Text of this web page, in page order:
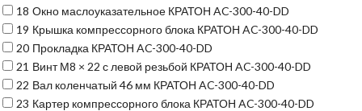
18 Окно маслоуказательное КРАТОН AC-300-40-DD
19 Крышка компрессорного блока КРАТОН AC-300-40-DD
20 Прокладка КРАТОН AC-300-40-DD
21 Винт М8 × 22 с левой резьбой КРАТОН AC-300-40-DD
22 Вал коленчатый 46 мм КРАТОН AC-300-40-DD
23 Картер компрессорного блока КРАТОН AC-300-40-DD